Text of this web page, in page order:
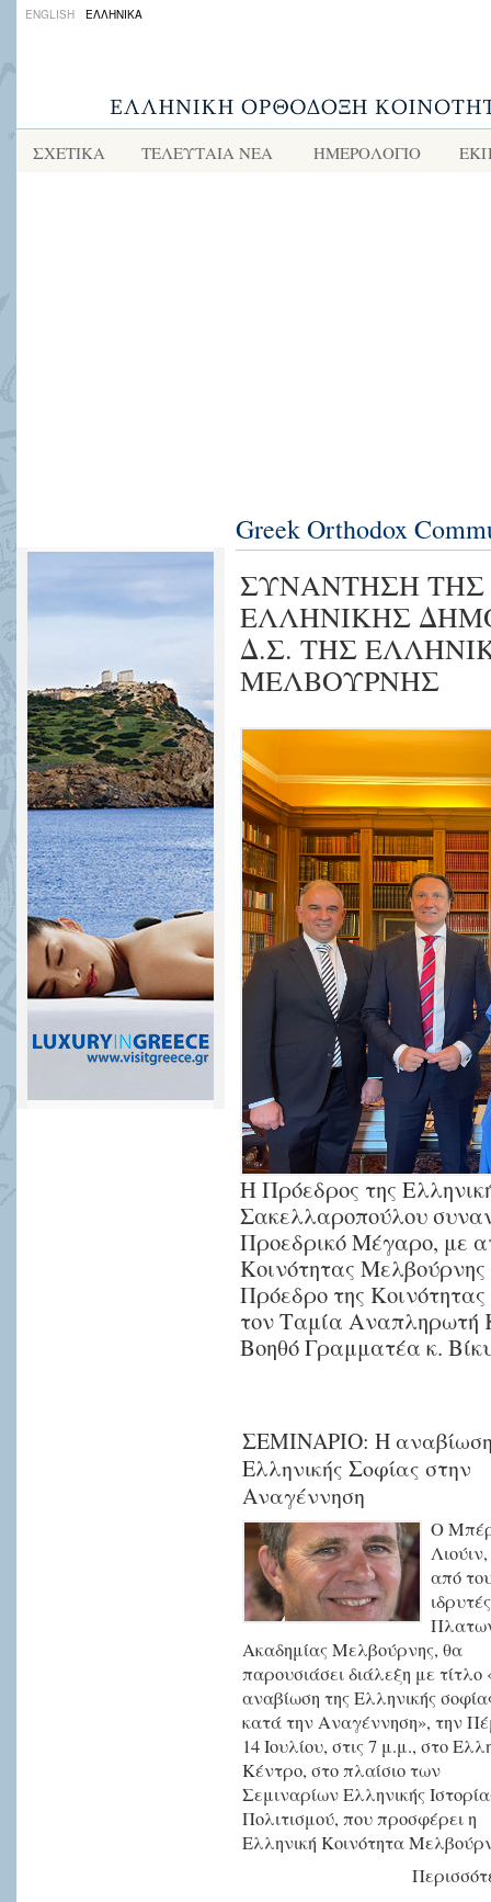
ENGLISH ΕΛΛΗΝΙΚΑ
ΣΧΕΤΙΚΑ ΤΕΛΕΥΤΑΙΑ ΝΕΑ ΗΜΕΡΟΛΟΓΙΟ
Greek Orthodox
ΣΥΝΑΝΤΗΣΗ ΤΗΣ
ΕΛΛΗΝΙΚΗΣ
Δ.Σ. ΤΗΣ
ΜΕΛΒΟΥΡΝΗΣ
Η Πρόεδρος της
Σακελλαροπούλου
Προεδρικό Μέγαρο, με
Κοινότητας
Πρόεδρο της
τον Ταμία Αναπληρωτή
Βοηθό Γραμματέα κ.
ΣΕΜΙΝΑΡΙΟ: Η
Ελληνικής Σοφίας στην
Αναγέννηση
Ο
από
Ακαδημίας Μελβούρνης, θα
παρουσιάσει διάλεξη με τίτλο
αναβίωση της Ελληνικής
κατά την Αναγέννηση», την
14 Ιουλίου, στις 7 μ.μ., στο
Κέντρο, στο πλαίσιο των
Σεμιναρίων Ελληνικής
Πολιτισμού, που προσφέρει η
Ελληνική Κοινότητα